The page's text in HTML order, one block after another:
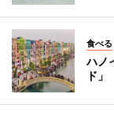
食べる
ハノ
ド